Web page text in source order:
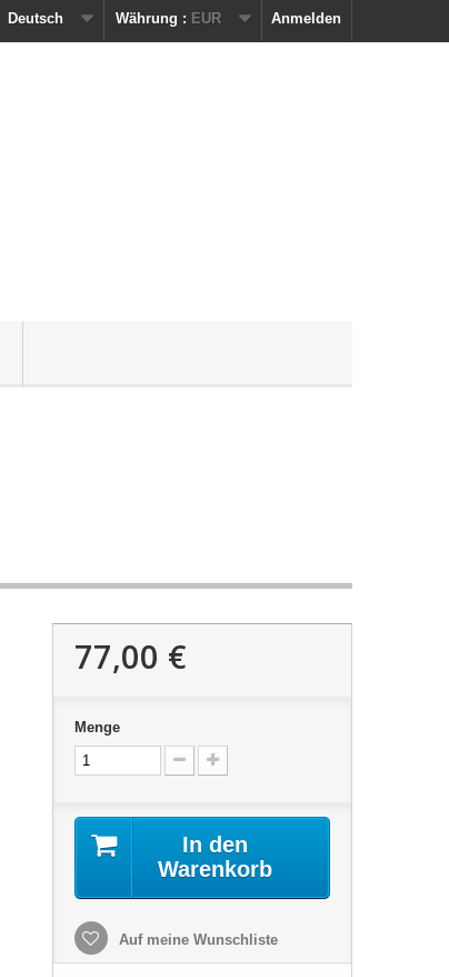
Anmelden
Währung : EUR
Deutsch
77,00 €
Menge
In den
Warenkorb
Auf meine Wunschliste